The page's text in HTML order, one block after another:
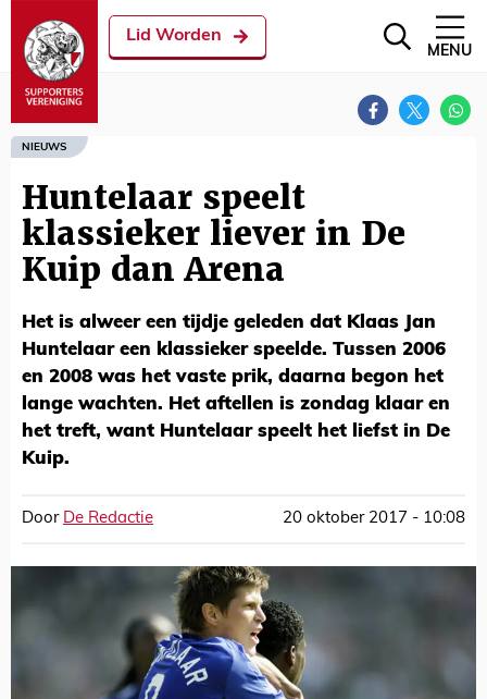
Lid Worden
MENU
NIEUWS
Huntelaar speelt
klassieker liever in De
Kuip dan Arena
Het is alweer een tijdje geleden dat Klaas Jan
Huntelaar een klassieker speelde. Tussen 2006
en 2008 was het vaste prik, daarna begon het
lange wachten. Het aftellen is zondag klaar en
het treft, want Huntelaar speelt het liefst in De
Kuip.
Door De Redactie 20 oktober 2017 - 10:08